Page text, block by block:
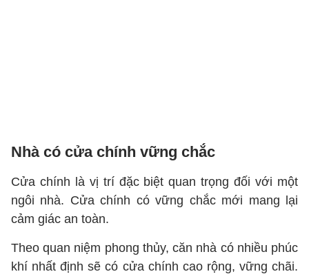
Nhà có cửa chính vững chắc
Cửa chính là vị trí đặc biệt quan trọng đối với một
ngôi nhà. Cửa chính có vững chắc mới mang lại
cảm giác an toàn.
Theo quan niệm phong thủy, căn nhà có nhiều phúc
khí nhất định sẽ có cửa chính cao rộng, vững chãi.